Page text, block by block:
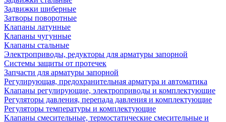
Задвижки шиберные
Затворы поворотные
Клапаны латунные
Клапаны чугунные
Клапаны стальные
Электроприводы, редукторы для арматуры запорной
Системы защиты от протечек
Запчасти для арматуры запорной
Регулирующая, предохранительная арматура и автоматика
Клапаны регулирующие, электроприводы и комплектующие
Регуляторы давления, перепада давления и комплектующие
Регуляторы температуры и комплектующие
Клапаны смесительные, термостатические смесительные и